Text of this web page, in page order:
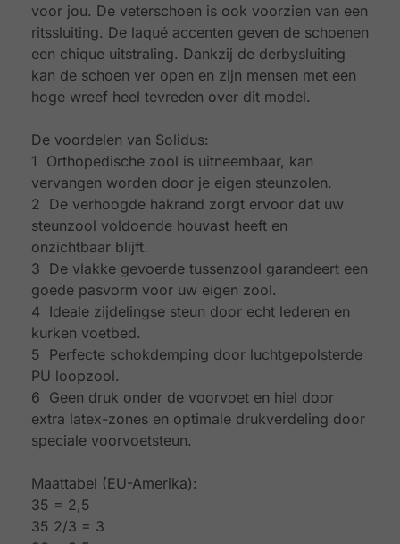
voor jou. De veterschoen is ook voorzien van een
ritssluiting. De laqué accenten geven de schoenen
een chique uitstraling. Dankzij de derbysluiting
kan de schoen ver open en zijn mensen met een
hoge wreef heel tevreden over dit model.
De voordelen van Solidus:
1 Orthopedische zool is uitneembaar, kan
vervangen worden door je eigen steunzolen.
2 De verhoogde hakrand zorgt ervoor dat uw
steunzool voldoende houvast heeft en
onzichtbaar blijft.
3 De vlakke gevoerde tussenzool garandeert een
goede pasvorm voor uw eigen zool.
4 Ideale zijdelingse steun door echt lederen en
kurken voetbed.
5 Perfecte schokdemping door luchtgepolsterde
PU loopzool.
6 Geen druk onder de voorvoet en hiel door
extra latex-zones en optimale drukverdeling door
speciale voorvoetsteun.
Maattabel (EU-Amerika):
35 = 2,5
35 2/3 = 3